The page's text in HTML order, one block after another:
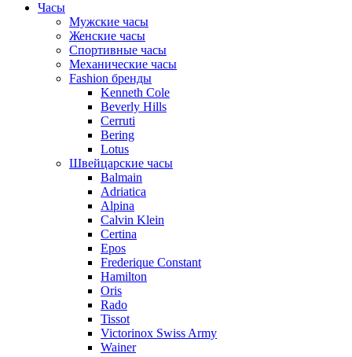
Часы
Мужские часы
Женские часы
Спортивные часы
Механические часы
Fashion бренды
Kenneth Cole
Beverly Hills
Cerruti
Bering
Lotus
Швейцарские часы
Balmain
Adriatica
Alpina
Calvin Klein
Certina
Epos
Frederique Constant
Hamilton
Oris
Rado
Tissot
Victorinox Swiss Army
Wainer